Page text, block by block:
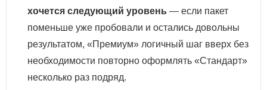
хочется следующий уровень — если пакет
поменьше уже пробовали и остались довольны
результатом, «Премиум» логичный шаг вверх без
необходимости повторно оформлять «Стандарт»
несколько раз подряд.